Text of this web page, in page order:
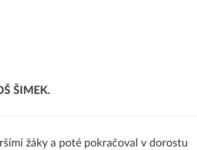
ŠIMEK.
žáky a poté pokračoval v dorostu